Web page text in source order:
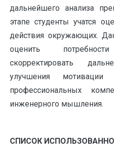
дальнейшего анализа
этапе студенты учатся
действия окружающих.
оценить
скорректировать
улучшения
профессиональных
инженерного мышления.
СПИСОК